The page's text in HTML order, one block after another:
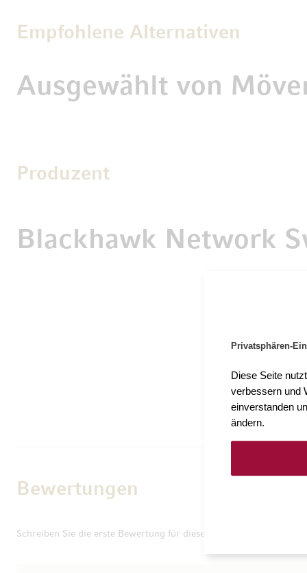
Privatsphären-
Diese Seite
verbessern und
einverstanden
ändern.
Empfohlene Alternativen
Ausgewählt von
Produzent
Blackhawk Network
Bewertungen
Schreiben Sie die erste Bewertung für dieses Produkt